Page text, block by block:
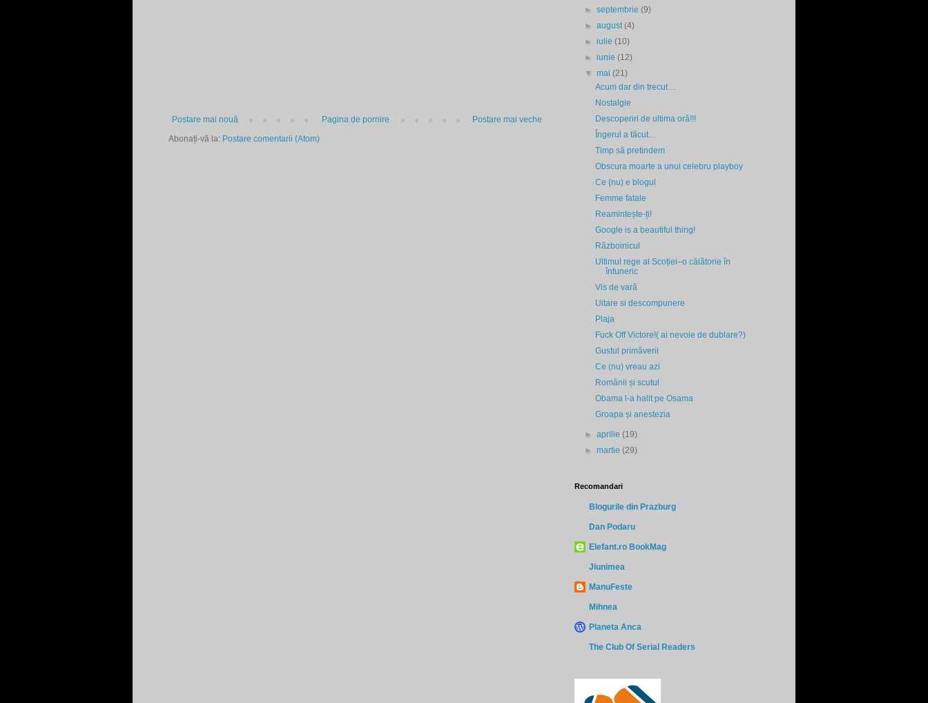
Postare mai nouă Postare mai veche
Pagina de pornire
Abonați-vă la: Postare comentarii (Atom)
►septembrie(9)
►august(4)
►iulie(10)
►iunie(12)
▼mai(21)
Acum dar din trecut…
Nostalgie
Descoperiri de ultima oră!!!
Îngerul a tăcut…
Timp să pretindem
Obscura moarte a unui celebru playboy
Ce (nu) e blogul
Femme fatale
Reamintește-ți!
Google is a beautiful thing!
Războinicul
Ultimul rege al Scoției–o călătorie în
întuneric
Vis de vară
Uitare si descompunere
Plaja
Fuck Off Victore!( ai nevoie de dublare?)
Gustul primăverii
Ce (nu) vreau azi
Românii și scutul
Obama l-a halit pe Osama
Groapa și anestezia
►aprilie(19)
►martie(29)
Recomandari
Blogurile din Prazburg
Dan Podaru
Elefant.ro BookMag
Jiunimea
ManuFeste
Mihnea
Planeta Anca
The Club Of Serial Readers